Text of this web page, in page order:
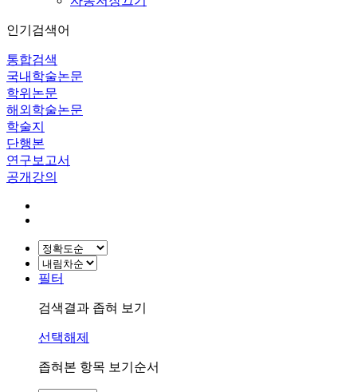
인기검색어
통합검색
국내학술논문
학위논문
해외학술논문
학술지
단행본
연구보고서
공개강의
필터
검색결과 좁혀 보기
선택해제
좁혀본 항목 보기순서